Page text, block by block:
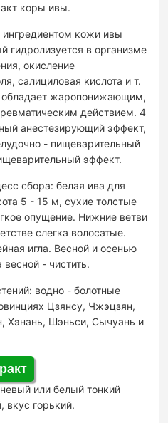
коры ивы.
кожи ивы
гидролизуется в организме
окисление
салициловая кислота и т.
жаропонижающим,
действием. 4
анестезирующий эффект,
- пищеварительный
эффект.
сбора: белая ива для
5 - 15 м, сухие толстые
опущение. Нижние ветви
слегка волосатые.
игла. Весной и осенью
- чистить.
водно - болотные
Цзянсу, Чжэцзян,
Хэнань, Шэньси, Сычуань и
или белый тонкий
вкус горький.